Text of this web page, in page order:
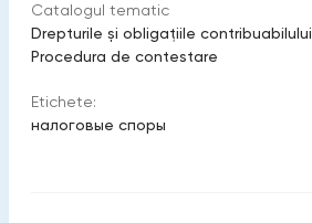
Catalogul tematic
Drepturile şi obligaţiile contribuabilului
Procedura de contestare
Etichete:
налоговые споры